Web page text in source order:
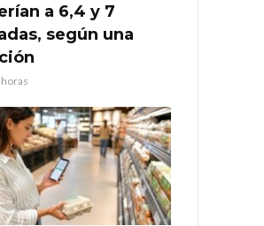
a 6,4 y 7
según una